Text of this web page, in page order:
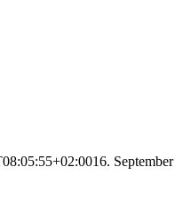
16. September